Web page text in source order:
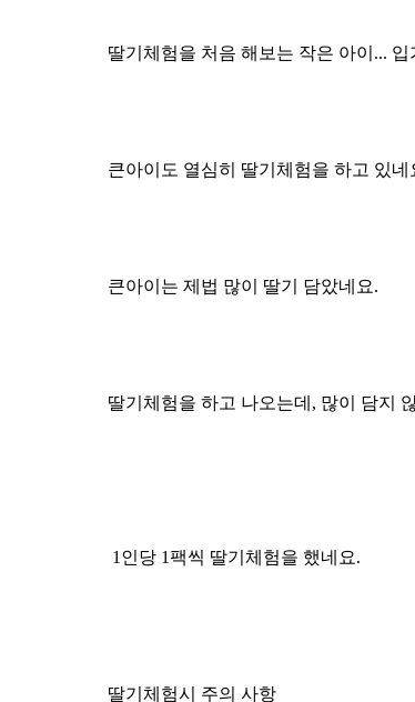
딸기체험을 처음 해보는 작은 아이...
큰아이도 열심히 딸기체험을 하고 있네
큰아이는 제법 많이 딸기 담았네요.
딸기체험을 하고 나오는데, 많이 담지
1인당 1팩씩 딸기체험을 했네요.
딸기체험시 주의 사항